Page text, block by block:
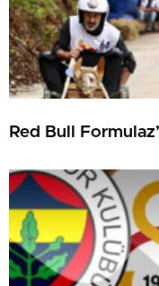
Red Bull